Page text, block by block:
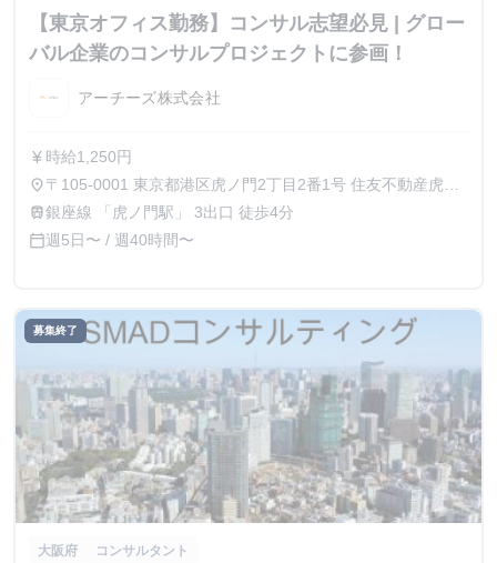
【東京オフィス勤務】コンサル志望必見 | グロー
バル企業のコンサルプロジェクトに参画！
アーチーズ株式会社
currency_yen 時給1,250円
place 〒105-0001 東京都港区虎ノ門2丁目2番1号 住友不動産虎ノ
門タワー 16階
train銀座線 「虎ノ門駅」 3出口 徒歩4分
calendar_today週5日〜 / 週40時間〜
募集終了
大阪府 コンサルタント